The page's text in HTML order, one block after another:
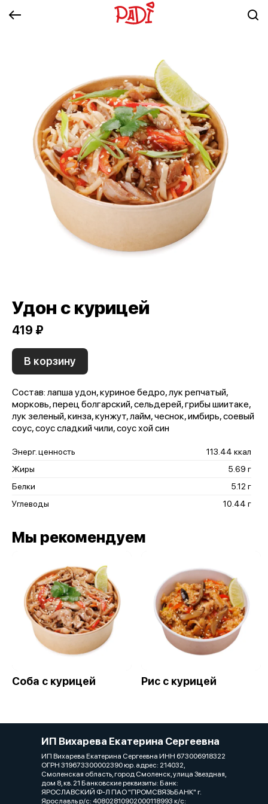
Удон с курицей
419 ₽
В корзину
Состав: лапша удон, куриное бедро, лук репчатый,
морковь, перец болгарский, сельдерей, грибы шиитаке,
лук зеленый, кинза, кунжут, лайм, чеснок, имбирь, соевый
соус, соус сладкий чили, соус хой син
Энерг. ценность
113.44 ккал
Жиры
5.69 г
Белки
5.12 г
Углеводы
10.44 г
Мы рекомендуем
Соба с курицей Рис с курицей
ИП Вихарева Екатерина Сергеевна
ИП Вихарева Екатерина Сергеевна ИНН 673006918322
ОГРН 319673300002390 юр. адрес: 214032,
Смоленская область, город Смоленск, улица Звездная,
дом 8, кв. 21 Банковские реквизиты: Банк:
ЯРОСЛАВСКИЙ Ф-Л ПАО "ПРОМСВЯЗЬБАНК" г.
Ярославль р/с: 40802810902000118993 к/с: